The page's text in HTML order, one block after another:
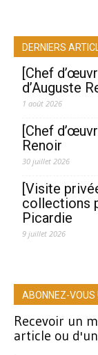
DERNIERS
[Chef
d’Auguste
1 août 2026
[Chef
Renoir
30 juillet 2026
[Visite
collections
Picardie
9 juillet 2026
ABONNEZ-
Recevoir un
article ou